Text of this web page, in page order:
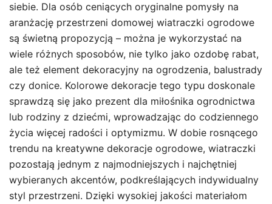
siebie. Dla osób ceniących oryginalne pomysły na
aranżację przestrzeni domowej wiatraczki ogrodowe
są świetną propozycją – można je wykorzystać na
wiele różnych sposobów, nie tylko jako ozdobę rabat,
ale też element dekoracyjny na ogrodzenia, balustrady
czy donice. Kolorowe dekoracje tego typu doskonale
sprawdzą się jako prezent dla miłośnika ogrodnictwa
lub rodziny z dziećmi, wprowadzając do codziennego
życia więcej radości i optymizmu. W dobie rosnącego
trendu na kreatywne dekoracje ogrodowe, wiatraczki
pozostają jednym z najmodniejszych i najchętniej
wybieranych akcentów, podkreślających indywidualny
styl przestrzeni. Dzięki wysokiej jakości materiałom